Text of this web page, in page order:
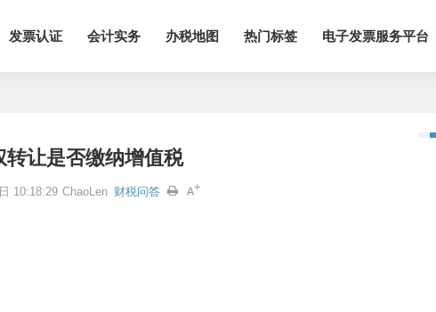
发票认证 会计实务 办税地图 热门标签 电子发票服务平台
转让是否缴纳增值税
10:18:29 ChaoLen 财税问答